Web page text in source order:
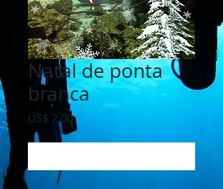
Natal de ponta
branca
US$ 2,00Preço